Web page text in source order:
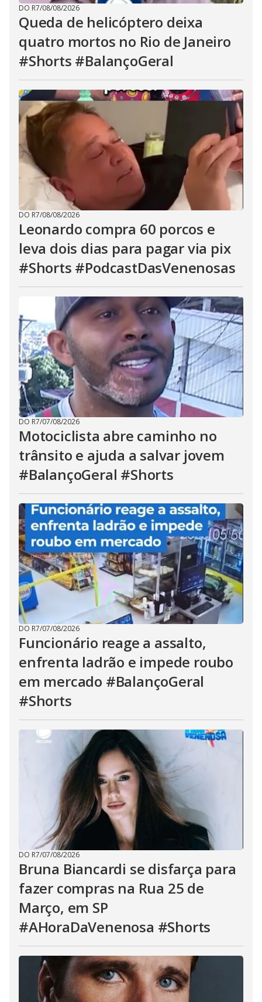
DO R7/08/08/2026
Queda de helicóptero deixa
quatro mortos no Rio de Janeiro
#Shorts #BalançoGeral
DO R7/08/08/2026
Leonardo compra 60 porcos e
leva dois dias para pagar via pix
#Shorts #PodcastDasVenenosas
DO R7/07/08/2026
Motociclista abre caminho no
trânsito e ajuda a salvar jovem
#BalançoGeral #Shorts
DO R7/07/08/2026
Funcionário reage a assalto,
enfrenta ladrão e impede roubo
em mercado #BalançoGeral
#Shorts
DO R7/07/08/2026
Bruna Biancardi se disfarça para
fazer compras na Rua 25 de
Março, em SP
#AHoraDaVenenosa #Shorts